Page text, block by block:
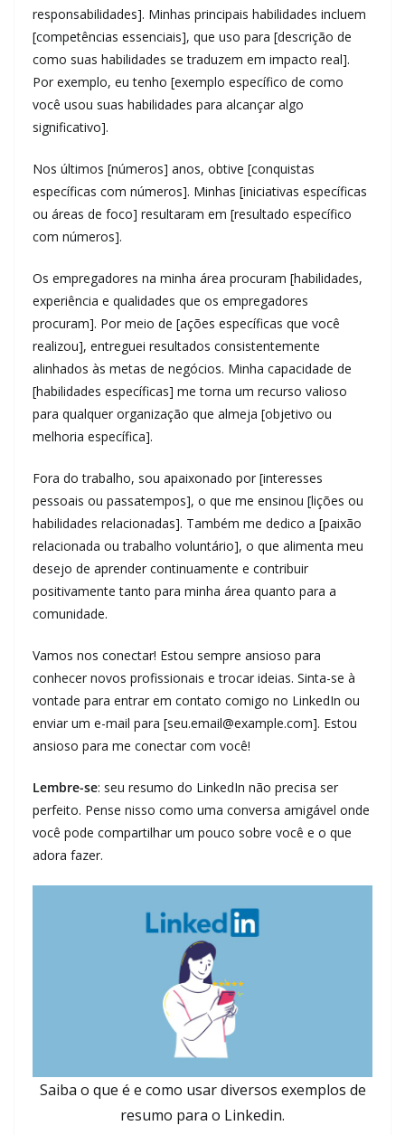
responsabilidades]. Minhas principais habilidades incluem
[competências essenciais], que uso para [descrição de
como suas habilidades se traduzem em impacto real].
Por exemplo, eu tenho [exemplo específico de como
você usou suas habilidades para alcançar algo
significativo].
Nos últimos [números] anos, obtive [conquistas
específicas com números]. Minhas [iniciativas específicas
ou áreas de foco] resultaram em [resultado específico
com números].
Os empregadores na minha área procuram [habilidades,
experiência e qualidades que os empregadores
procuram]. Por meio de [ações específicas que você
realizou], entreguei resultados consistentemente
alinhados às metas de negócios. Minha capacidade de
[habilidades específicas] me torna um recurso valioso
para qualquer organização que almeja [objetivo ou
melhoria específica].
Fora do trabalho, sou apaixonado por [interesses
pessoais ou passatempos], o que me ensinou [lições ou
habilidades relacionadas]. Também me dedico a [paixão
relacionada ou trabalho voluntário], o que alimenta meu
desejo de aprender continuamente e contribuir
positivamente tanto para minha área quanto para a
comunidade.
Vamos nos conectar! Estou sempre ansioso para
conhecer novos profissionais e trocar ideias. Sinta-se à
vontade para entrar em contato comigo no LinkedIn ou
enviar um e-mail para [seu.email@example.com]. Estou
ansioso para me conectar com você!
Lembre-se: seu resumo do LinkedIn não precisa ser
perfeito. Pense nisso como uma conversa amigável onde
você pode compartilhar um pouco sobre você e o que
adora fazer.
Saiba o que é e como usar diversos exemplos de
resumo para o Linkedin.